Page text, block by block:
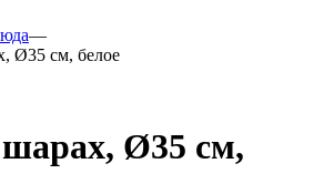
—
Ø35 см, белое
Ø35 см,